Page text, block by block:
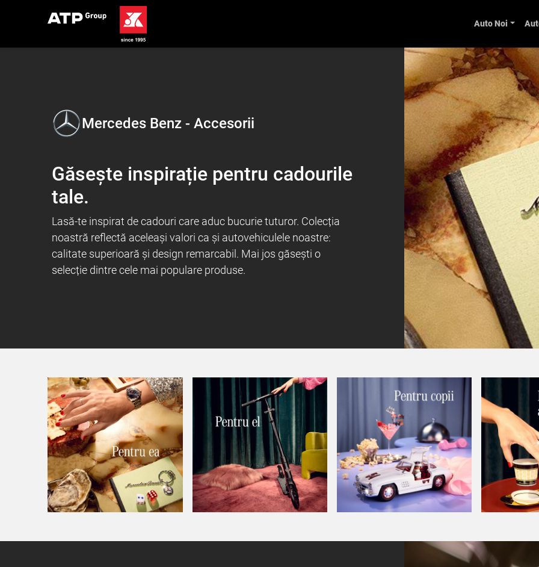
Auto Noi
Mercedes Benz - Accesorii
Găsește inspirație pentru cadourile
tale.
Lasă-te inspirat de cadouri care aduc bucurie tuturor. Colecția
noastră reflectă aceleași valori ca și autovehiculele noastre:
calitate superioară și design remarcabil. Mai jos găsești o
selecție dintre cele mai populare produse.